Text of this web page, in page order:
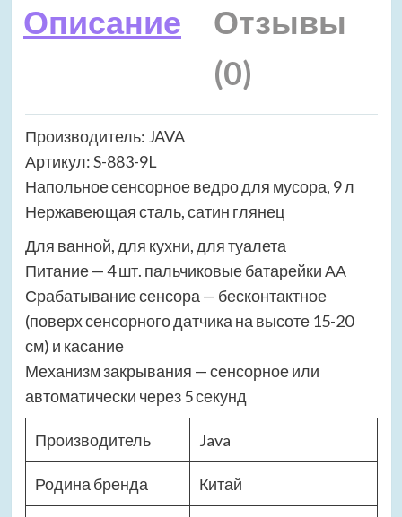
Описание
Отзывы
(0)
Производитель: JAVA
Артикул: S-883-9L
Напольное сенсорное ведро для мусора, 9 л
Нержавеющая сталь, сатин глянец
Для ванной, для кухни, для туалета
Питание — 4 шт. пальчиковые батарейки АА
Срабатывание сенсора — бесконтактное
(поверх сенсорного датчика на высоте 15-20
см) и касание
Механизм закрывания — сенсорное или
автоматически через 5 секунд
Производитель Java
Родина бренда Китай